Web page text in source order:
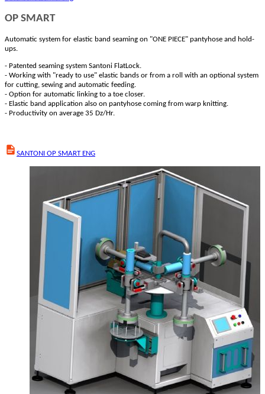
OP SMART
Automatic system for elastic band seaming on ONE PIECE
pantyhose and hold-
ups.
- Patented seaming system Santoni FlatLock.
- Working with
ready to use
elastic bands or from a roll with an optional system
for cutting, sewing and automatic feeding.
- Option for automatic linking to a toe closer.
- Elastic band application also on pantyhose coming from warp knitting.
- Productivity on average 35 Dz/Hr.
SANTONI OP SMART ENG